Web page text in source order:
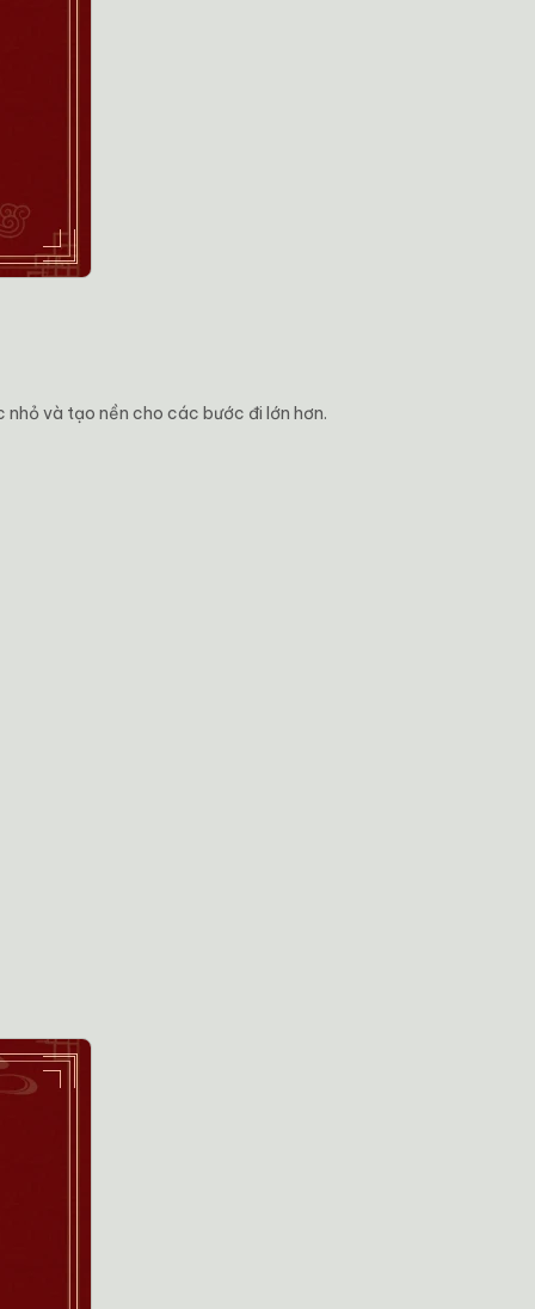
và tạo nền cho các bước đi lớn hơn.